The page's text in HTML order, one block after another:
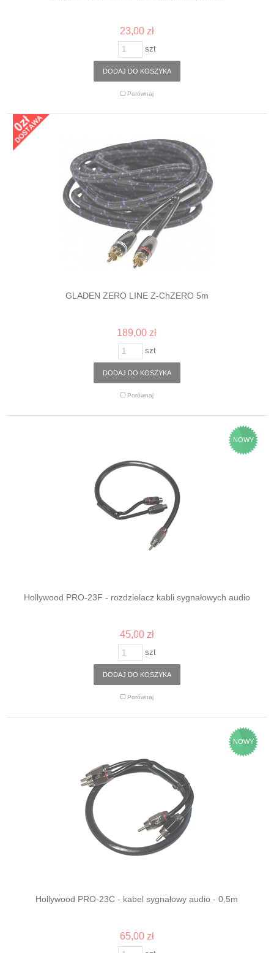
23,00 zł
szt
DODAJ DO KOSZYKA
Porównaj
GLADEN ZERO LINE Z-ChZERO 5m
189,00 zł
szt
DODAJ DO KOSZYKA
Porównaj
NOWY
Hollywood PRO-23F - rozdzielacz kabli sygnałowych audio
45,00 zł
szt
DODAJ DO KOSZYKA
Porównaj
NOWY
Hollywood PRO-23C - kabel sygnałowy audio - 0,5m
65,00 zł